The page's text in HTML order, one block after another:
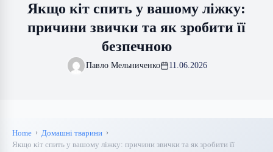
Якщо кіт спить у вашому ліжку:
причини звички та як зробити її
безпечною
Павло Мельниченко 11.06.2026
Home
Домашні тварини
Якщо кіт спить у вашому ліжку: причини звички та як зробити її